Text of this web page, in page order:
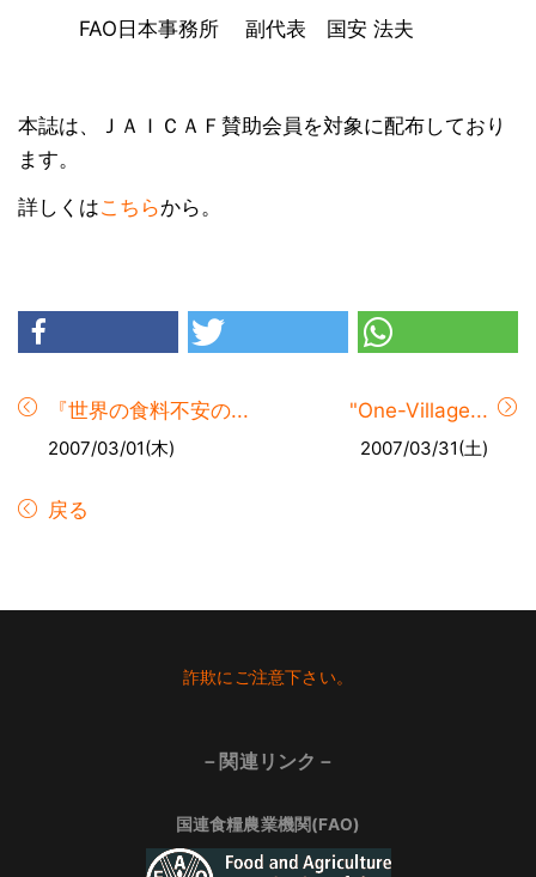
FAO日本事務所 副代表 国安 法夫
本誌は、ＪＡＩＣＡＦ賛助会員を対象に配布しており
ます。
詳しくはこちらから。
『世界の食料不安の...
2007/03/01(木)
"One-Village...
2007/03/31(土)
戻る
詐欺にご注意下さい。
－関連リンク－
国連食糧農業機関(FAO)